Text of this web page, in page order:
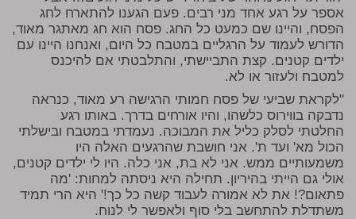
אספר על רגע אחד מני רבים. פעם הגענו להתארח לחג
הפסח, והיינו שם כמעט כל החג. פסח הוא חג מאתגר מאוד,
הדורש לעמוד על הרגליים במטבח כל היום, ואנחנו היינו עם
ילדים קטנים. קצת התביישתי, והתלבטתי אם להיכנס
למטבח ולעזור או לא.
"לקראת שביעי של פסח חמותי הרגישה רע מאוד, כנראה
נדבקה בווירוס כלשהו, והיו אורחים בדרך. באותו רגע
החלטתי לסלק כליל את המבוכה. נעמדתי במטבח ובישלתי
הכול מא' ועד ת'. אני חושבת שהרגעים האלה היו
משמעותיים ממש. אני לא בת, אני כלה. היו לי ילדים קטנים,
אולי גם הייתי בהיריון. תחילה היא ניסתה למחות: 'מה
פתאום?! את לא אמורה לעבוד קשה כל כך!' היא הרי תמיד
משתדלת להתחשב בלי סוף ולאפשר לי לנוח.